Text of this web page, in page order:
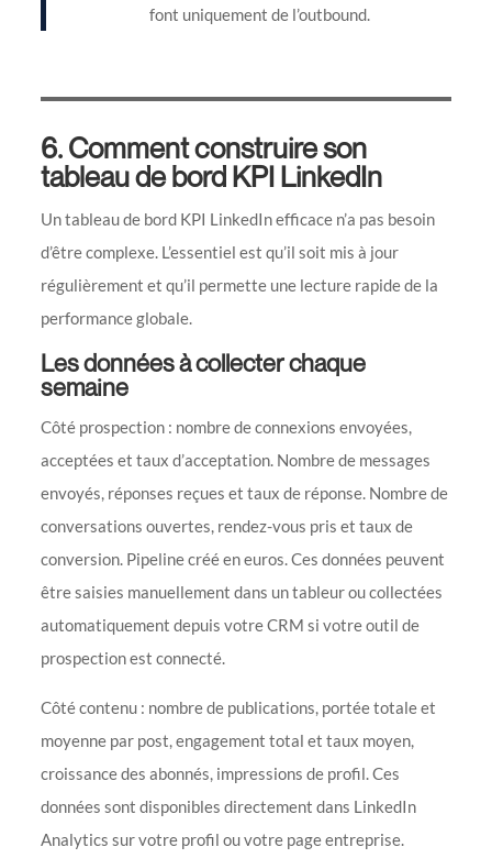
font uniquement de l’outbound.
6. Comment construire son
tableau de bord KPI LinkedIn
Un tableau de bord KPI LinkedIn efficace n’a pas besoin
d’être complexe. L’essentiel est qu’il soit mis à jour
régulièrement et qu’il permette une lecture rapide de la
performance globale.
Les données à collecter chaque
semaine
Côté prospection : nombre de connexions envoyées,
acceptées et taux d’acceptation. Nombre de messages
envoyés, réponses reçues et taux de réponse. Nombre de
conversations ouvertes, rendez-vous pris et taux de
conversion. Pipeline créé en euros. Ces données peuvent
être saisies manuellement dans un tableur ou collectées
automatiquement depuis votre CRM si votre outil de
prospection est connecté.
Côté contenu : nombre de publications, portée totale et
moyenne par post, engagement total et taux moyen,
croissance des abonnés, impressions de profil. Ces
données sont disponibles directement dans LinkedIn
Analytics sur votre profil ou votre page entreprise.